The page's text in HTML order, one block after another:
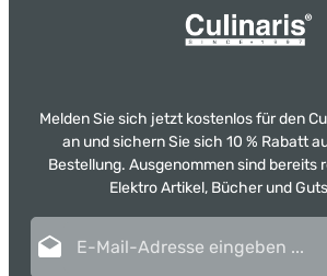
Melden Sie sich jetzt kostenlos für den
an und sichern Sie sich 10 % Rabatt
Bestellung. Ausgenommen sind bereits
Elektro Artikel, Bücher und